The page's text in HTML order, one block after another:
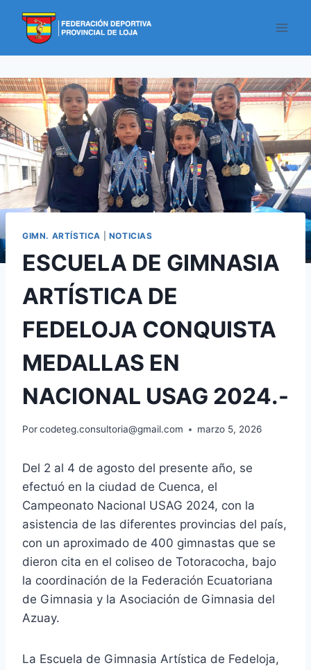
GIMN. ARTÍSTICA NOTICIAS
ESCUELA DE GIMNASIA
ARTÍSTICA DE
FEDELOJA CONQUISTA
MEDALLAS EN
NACIONAL USAG 2024.-
Porcodeteg.consultoria@gmail.com marzo 5, 2026
Del 2 al 4 de agosto del presente año, se
efectuó en la ciudad de Cuenca, el
Campeonato Nacional USAG 2024, con la
asistencia de las diferentes provincias del país,
con un aproximado de 400 gimnastas que se
dieron cita en el coliseo de Totoracocha, bajo
la coordinación de la Federación Ecuatoriana
de Gimnasia y la Asociación de Gimnasia del
Azuay.
La Escuela de Gimnasia Artística de Fedeloja,